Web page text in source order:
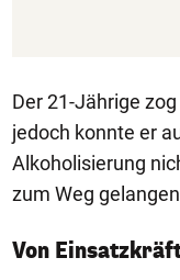
Der 21-Jährige
jedoch konnte er
Alkoholisierung
zum Weg
Von